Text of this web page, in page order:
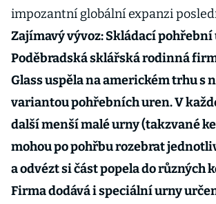
impozantní globální expanzi
Zajímavý vývoz: Skládací
Poděbradská sklářská rodinná
Glass uspěla na americkém trhu s
variantou pohřebních uren. V
další menší malé urny (takzvané
mohou po pohřbu rozebrat
a odvézt si část popela do různých
Firma dodává i speciální urny